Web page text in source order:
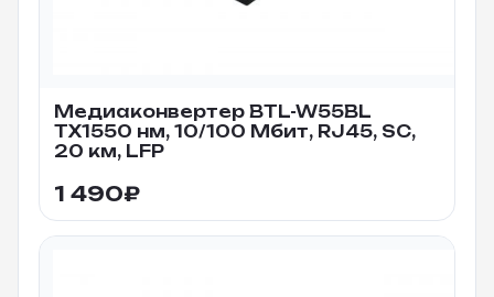
Медиаконвертер BTL-W55BL
TX1550 нм, 10/100 Мбит, RJ45, SC,
20 км, LFP
1 490₽